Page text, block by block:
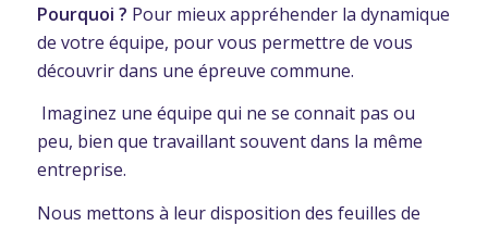
Pourquoi ? Pour mieux appréhender la dynamique
de votre équipe, pour vous permettre de vous
découvrir dans une épreuve commune.
Imaginez une équipe qui ne se connait pas ou
peu, bien que travaillant souvent dans la même
entreprise.
Nous mettons à leur disposition des feuilles de